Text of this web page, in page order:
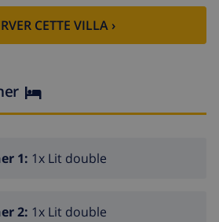
jardin, barbecue, place de
Magasins 1.5 km,
restaurant 1.3 km, plage de sable
Jardi Botànic del Cap Roig 9
5 km. Groupes de jeunes sur
CETTE VILLA ›
1: 1x Lit double
2: 1x Lit double